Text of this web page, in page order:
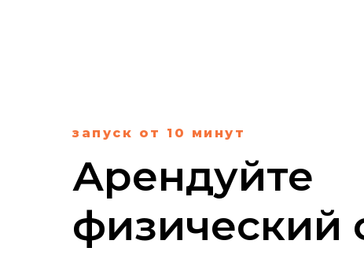
запуск от 10 минут
Арендуйте
физический